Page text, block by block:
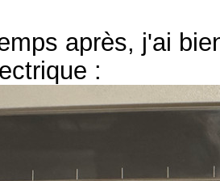
après, j'ai
: